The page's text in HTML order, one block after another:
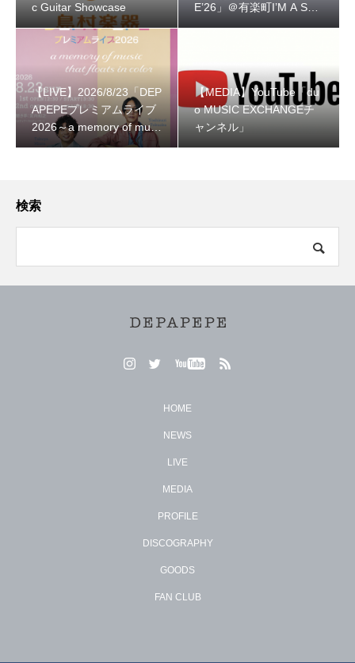
c Guitar Showcase
E’26」＠有楽町I’M A SH
【LIVE】2026/8/23「DEP
APEPEプレミアムライブ
2026～a memory of musi
c that floats in color～」
【MEDIA】YouTube「du
o MUSIC EXCHANGEチ
ャンネル」
検索
HOME
NEWS
LIVE
MEDIA
PROFILE
DISCOGRAPHY
GOODS
FAN CLUB